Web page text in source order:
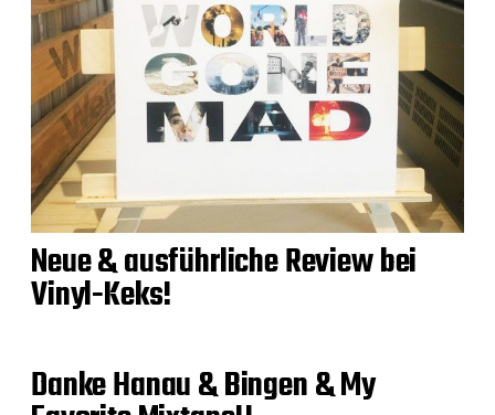
Neue & ausführliche Review bei
Vinyl-Keks!
Danke Hanau & Bingen & My